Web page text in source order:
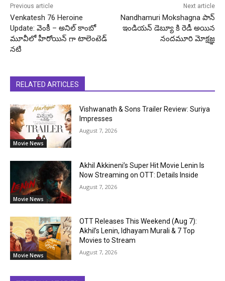
Previous article
Venkatesh 76 Heroine
Update: వెంకీ – అనిల్ కాంబో
మూవీలో హీరోయిన్ గా టాలెంటెడ్
నటి
Next article
Nandhamuri Mokshagna పాన్
ఇండియన్ డెబ్యూ కి రెడీ అయిన
నందమూరి మోక్షజ్ఞ
RELATED ARTICLES
Movie News
Vishwanath & Sons Trailer Review: Suriya
Impresses
August 7, 2026
Movie News
Akhil Akkineni’s Super Hit Movie Lenin Is
Now Streaming on OTT: Details Inside
August 7, 2026
Movie News
OTT Releases This Weekend (Aug 7):
Akhil’s Lenin, Idhayam Murali & 7 Top
Movies to Stream
August 7, 2026